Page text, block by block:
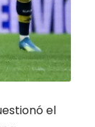
el